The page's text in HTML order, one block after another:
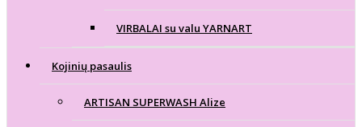
VIRBALAI su valu YARNART
Kojinių pasaulis
ARTISAN SUPERWASH Alize